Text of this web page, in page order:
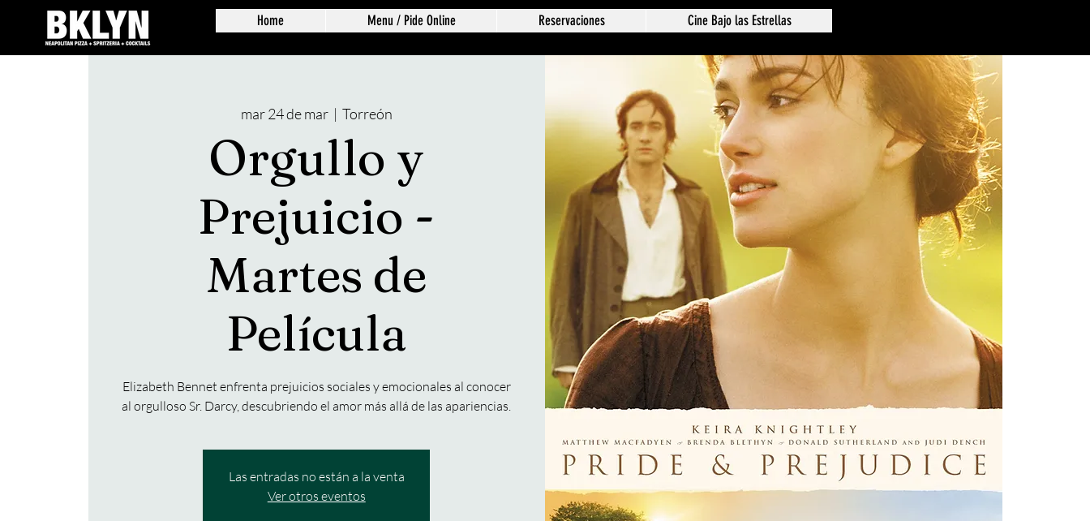
Home Menu / Pide Online Reservaciones Cine Bajo las Estrellas
mar 24 de mar
  |
Torreón
Orgullo y
Prejuicio -
Martes de
Película
Elizabeth Bennet enfrenta prejuicios sociales y emocionales al conocer
al orgulloso Sr. Darcy, descubriendo el amor más allá de las apariencias.
Las entradas no están a la venta
Ver otros eventos